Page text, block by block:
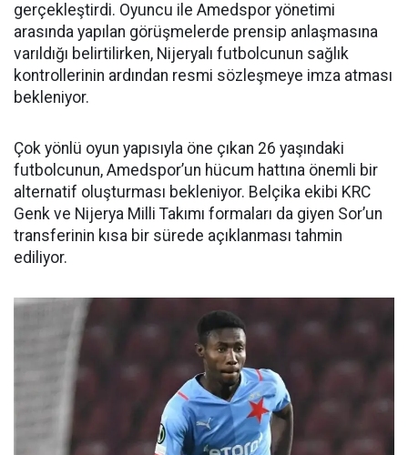
gerçekleştirdi. Oyuncu ile Amedspor yönetimi
arasında yapılan görüşmelerde prensip anlaşmasına
varıldığı belirtilirken, Nijeryalı futbolcunun sağlık
kontrollerinin ardından resmi sözleşmeye imza atması
bekleniyor.
Çok yönlü oyun yapısıyla öne çıkan 26 yaşındaki
futbolcunun, Amedspor’un hücum hattına önemli bir
alternatif oluşturması bekleniyor. Belçika ekibi KRC
Genk ve Nijerya Milli Takımı formaları da giyen Sor’un
transferinin kısa bir sürede açıklanması tahmin
ediliyor.